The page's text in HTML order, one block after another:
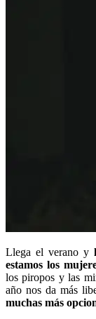
Llega el verano y
estamos los
los piropos y las
año nos da más
muchas más